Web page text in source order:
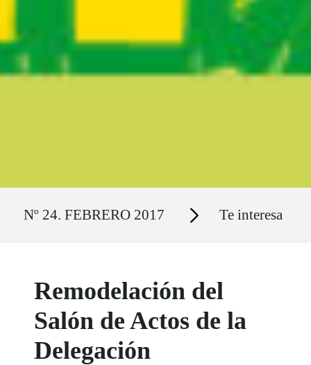
Nº 24. FEBRERO 2017 Secciones Te interesa
Remodelación del
Salón de Actos de la
Delegación